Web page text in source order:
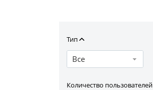
Тип
Все
Количество пользователей